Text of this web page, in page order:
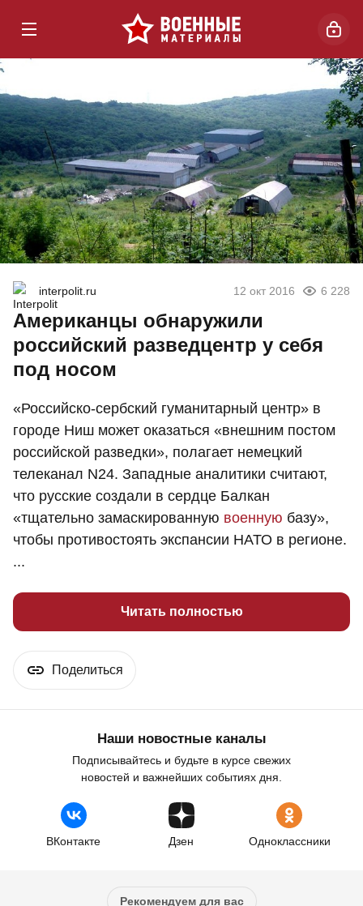
interpolit.ru 12 окт 2016 6 228
Американцы обнаружили
российский разведцентр у себя
под носом
«Российско-сербский гуманитарный центр» в
городе Ниш может оказаться «внешним постом
российской разведки», полагает немецкий
телеканал N24. Западные аналитики считают,
что русские создали в сердце Балкан
«тщательно замаскированную военную базу»,
чтобы противостоять экспансии НАТО в регионе.
...
Читать полностью
Поделиться
Наши новостные каналы
Подписывайтесь и будьте в курсе свежих
новостей и важнейших событиях дня.
ВКонтакте Дзен Одноклассники
Рекомендуем для вас